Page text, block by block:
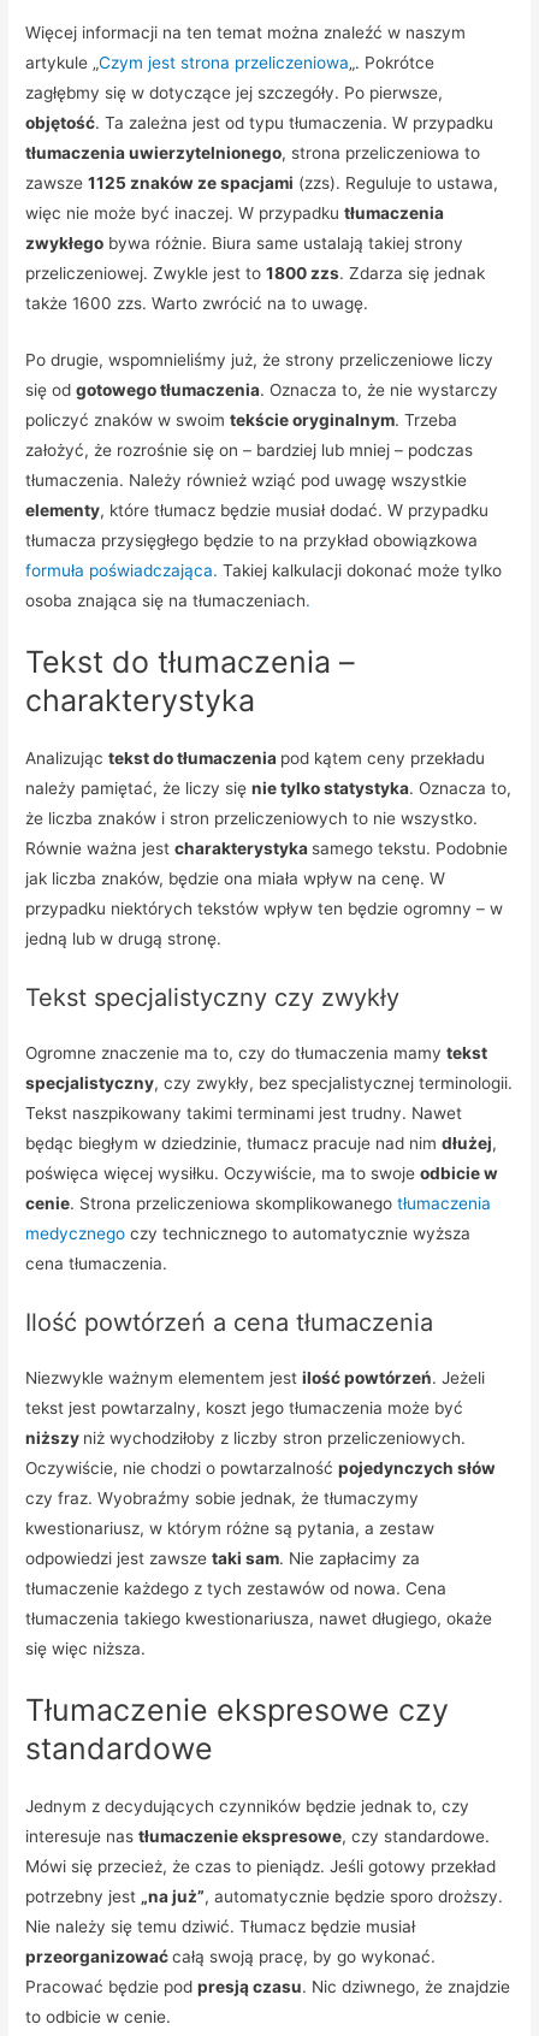
Więcej informacji na ten temat można znaleźć w naszym
artykule „Czym jest strona przeliczeniowa„. Pokrótce
zagłębmy się w dotyczące jej szczegóły. Po pierwsze,
objętość. Ta zależna jest od typu tłumaczenia. W przypadku
tłumaczenia uwierzytelnionego, strona przeliczeniowa to
zawsze1125 znaków ze spacjami (zzs). Reguluje to ustawa,
więc nie może być inaczej. W przypadkutłumaczenia
zwykłego bywa różnie. Biura same ustalają takiej strony
przeliczeniowej. Zwykle jest to1800 zzs. Zdarza się jednak
także 1600 zzs. Warto zwrócić na to uwagę.
Po drugie, wspomnieliśmy już, że strony przeliczeniowe liczy
się odgotowego tłumaczenia. Oznacza to, że nie wystarczy
policzyć znaków w swoimtekście oryginalnym. Trzeba
założyć, że rozrośnie się on – bardziej lub mniej – podczas
tłumaczenia. Należy również wziąć pod uwagę wszystkie
elementy, które tłumacz będzie musiał dodać. W przypadku
tłumacza przysięgłego będzie to na przykład obowiązkowa
formuła poświadczająca.Takiej kalkulacji dokonać może tylko
osoba znająca się na tłumaczeniach.
Tekst do tłumaczenia –
charakterystyka
Analizująctekst do tłumaczenia pod kątem ceny przekładu
należy pamiętać, że liczy sięnie tylko statystyka. Oznacza to,
że liczba znaków i stron przeliczeniowych to nie wszystko.
Równie ważna jestcharakterystyka samego tekstu. Podobnie
jak liczba znaków, będzie ona miała wpływ na cenę. W
przypadku niektórych tekstów wpływ ten będzie ogromny – w
jedną lub w drugą stronę.
Tekst specjalistyczny czy zwykły
Ogromne znaczenie ma to, czy do tłumaczenia mamytekst
specjalistyczny, czy zwykły, bez specjalistycznej terminologii.
Tekst naszpikowany takimi terminami jest trudny. Nawet
będąc biegłym w dziedzinie, tłumacz pracuje nad nimdłużej,
poświęca więcej wysiłku. Oczywiście, ma to swojeodbicie w
cenie. Strona przeliczeniowa skomplikowanegotłumaczenia
medycznego czy technicznego to automatycznie wyższa
cena tłumaczenia.
Ilość powtórzeń a cena tłumaczenia
Niezwykle ważnym elementem jestilość powtórzeń. Jeżeli
tekst jest powtarzalny, koszt jego tłumaczenia może być
niższy niż wychodziłoby z liczby stron przeliczeniowych.
Oczywiście, nie chodzi o powtarzalnośćpojedynczych słów
czy fraz. Wyobraźmy sobie jednak, że tłumaczymy
kwestionariusz, w którym różne są pytania, a zestaw
odpowiedzi jest zawszetaki sam. Nie zapłacimy za
tłumaczenie każdego z tych zestawów od nowa. Cena
tłumaczenia takiego kwestionariusza, nawet długiego, okaże
się więc niższa.
Tłumaczenie ekspresowe czy
standardowe
Jednym z decydujących czynników będzie jednak to, czy
interesuje nastłumaczenie ekspresowe, czy standardowe.
Mówi się przecież, że czas to pieniądz. Jeśli gotowy przekład
potrzebny jest „na już”, automatycznie będzie sporo droższy.
Nie należy się temu dziwić. Tłumacz będzie musiał
przeorganizowaćcałą swoją pracę, by go wykonać.
Pracować będzie podpresją czasu. Nic dziwnego, że znajdzie
to odbicie w cenie.